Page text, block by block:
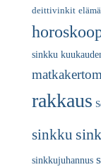
deittivinkit
sinkku
rakkaus
sinkku
sinkkujuhannus